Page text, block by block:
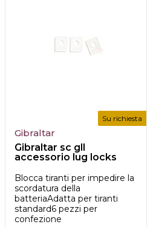
Su richiesta
Gibraltar
Gibraltar sc gll
accessorio lug locks
Blocca tiranti per impedire la
scordatura della
batteriaAdatta per tiranti
standard6 pezzi per
confezione